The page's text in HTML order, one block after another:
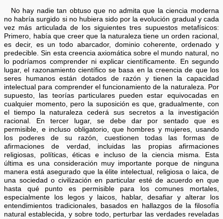
No hay nadie tan obtuso que no admita que la ciencia moderna
no habría surgido si no hubiera sido por la evolución gradual y cada
vez más articulada de los siguientes tres supuestos metafísicos:
Primero, había que creer que la naturaleza tiene un orden racional,
es decir, es un todo abarcador, dominio coherente, ordenado y
predecible. Sin esta creencia axiomática sobre el mundo natural, no
lo podríamos comprender ni explicar científicamente. En segundo
lugar, el razonamiento científico se basa en la creencia de que los
seres humanos están dotados de razón y tienen la capacidad
intelectual para comprender el funcionamiento de la naturaleza. Por
supuesto, las teorías particulares pueden estar equivocadas en
cualquier momento, pero la suposición es que, gradualmente, con
el tiempo la naturaleza cederá sus secretos a la investigación
racional. En tercer lugar, se debe dar por sentado que es
permisible, e incluso obligatorio, que hombres y mujeres, usando
los poderes de su razón, cuestionen todas las formas de
afirmaciones de verdad, incluidas las propias afirmaciones
religiosas, políticas, éticas e incluso de la ciencia misma. Esta
última es una consideración muy importante porque de ninguna
manera está asegurado que la élite intelectual, religiosa o laica, de
una sociedad o civilización en particular esté de acuerdo en que
hasta qué punto es permisible para los comunes mortales,
especialmente los legos y laicos, hablar, desafiar y alterar los
entendimientos tradicionales, basados en hallazgos de la filosofía
natural establecida, y sobre todo, perturbar las verdades reveladas